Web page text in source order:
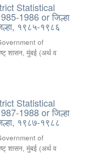
Statistical
1986 or जिल्हा
१९८५-१९८६
of
शासन, मुंबई (अर्थ व
Statistical
1988 or जिल्हा
१९८७-१९८८
of
शासन, मुंबई (अर्थ व